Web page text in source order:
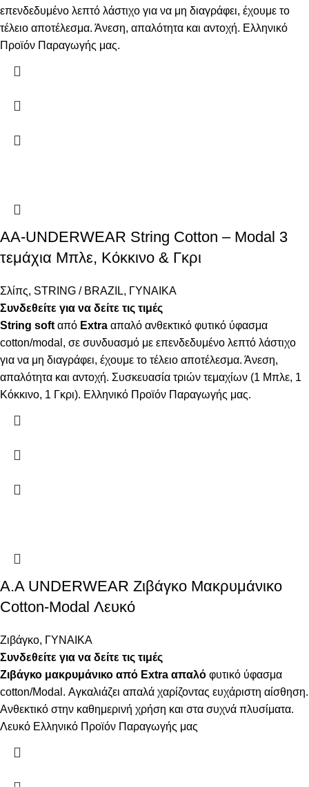
επενδεδυμένο λεπτό λάστιχο για να μη διαγράφει, έχουμε το
τέλειο αποτέλεσμα. Άνεση, απαλότητα και αντοχή. Ελληνικό
Προϊόν Παραγωγής μας.
AA-UNDERWEAR String Cotton – Modal 3
τεμάχια Μπλε, Κόκκινο & Γκρι
Σλίπς, STRING / BRAZIL, ΓΥΝΑΙΚΑ
Συνδεθείτε για να δείτε τις τιμές
String softαπό Extra απαλό ανθεκτικό φυτικό ύφασμα
cotton/modal, σε συνδυασμό με επενδεδυμένο λεπτό λάστιχο
για να μη διαγράφει, έχουμε το τέλειο αποτέλεσμα. Άνεση,
απαλότητα και αντοχή. Συσκευασία τριών τεμαχίων (1 Μπλε, 1
Κόκκινο, 1 Γκρι). Ελληνικό Προϊόν Παραγωγής μας.
Α.A UNDERWEAR Ζιβάγκο Μακρυμάνικο
Cotton-Modal Λευκό
Ζιβάγκο, ΓΥΝΑΙΚΑ
Συνδεθείτε για να δείτε τις τιμές
Ζιβάγκο μακρυμάνικο από Extra απαλό φυτικό ύφασμα
cotton/Modal. Αγκαλιάζει απαλά χαρίζοντας ευχάριστη αίσθηση.
Ανθεκτικό στην καθημερινή χρήση και στα συχνά πλυσίματα.
Λευκό Ελληνικό Προϊόν Παραγωγής μας